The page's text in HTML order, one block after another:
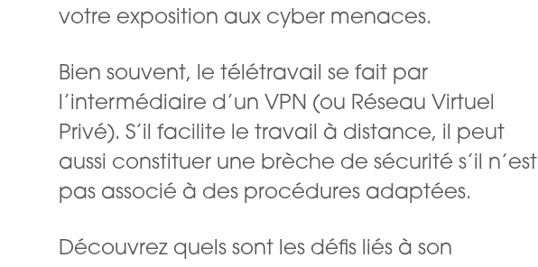
votre exposition aux cyber menaces.
Bien souvent, le télétravail se fait par
l’intermédiaire d’un VPN (ou Réseau Virtuel
Privé). S’il facilite le travail à distance, il peut
aussi constituer une brèche de sécurité s’il n’est
pas associé à des procédures adaptées.
Découvrez quels sont les défis liés à son